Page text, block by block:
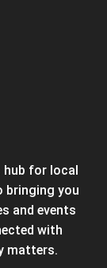
hub for local
bringing you
and events
with
matters.